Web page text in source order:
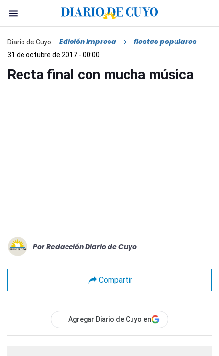
Diario de Cuyo Edición impresa fiestas populares
31 de octubre de 2017 - 00:00
Recta final con mucha música
Por Redacción Diario de Cuyo
Compartir
Agregar Diario de Cuyo en